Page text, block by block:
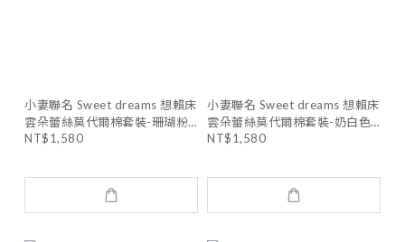
小妻聯名 Sweet dreams 想賴床
雲朵蕾絲莫代爾棉套裝-珊瑚粉
（可加購電繡）
NT$1,580
小妻聯名 Sweet dreams 想賴床
雲朵蕾絲莫代爾棉套裝-奶白色
（可加購電繡）
NT$1,580